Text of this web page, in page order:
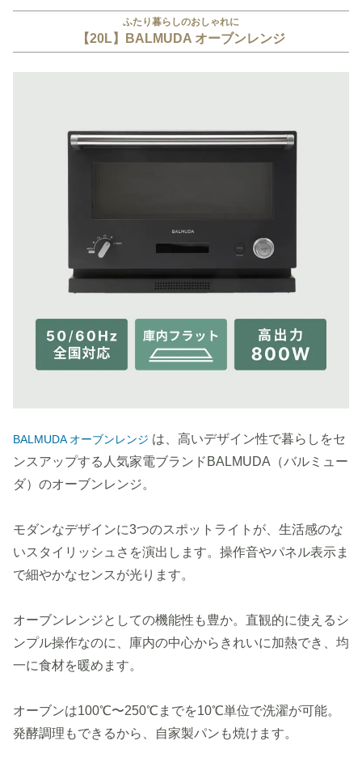
ふたり暮らしのおしゃれに
【20L】BALMUDA オーブンレンジ
BALMUDA オーブンレンジ は、高いデザイン性で暮らしをセ
ンスアップする人気家電ブランドBALMUDA（バルミュー
ダ）のオーブンレンジ。
モダンなデザインに3つのスポットライトが、生活感のな
いスタイリッシュさを演出します。操作音やパネル表示ま
で細やかなセンスが光ります。
オーブンレンジとしての機能性も豊か。直観的に使えるシ
ンプル操作なのに、庫内の中心からきれいに加熱でき、均
一に食材を暖めます。
オーブンは100℃〜250℃までを10℃単位で洗濯が可能。
発酵調理もできるから、自家製パンも焼けます。